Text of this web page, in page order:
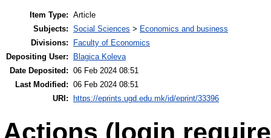
Item Type: Article
Subjects: Social Sciences > Economics and business
Divisions:
Faculty of Economics
Depositing User:
Blagica Koleva
Date Deposited: 06 Feb 2024 08:51
Last Modified: 06 Feb 2024 08:51
URI:
https://eprints.ugd.edu.mk/id/eprint/33396
Actions (login